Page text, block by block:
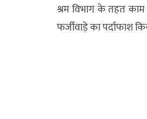
श्रम विभाग के तहत
फर्जीवाड़े का पर्दाफाश